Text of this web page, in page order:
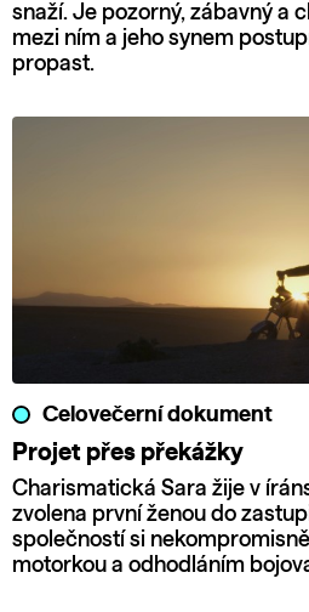
snaží. Je pozorný, zábavný a
mezi ním a jeho synem
propast.
Celovečerní dokument
Projet přes překážky
Charismatická Sara žije v
zvolena první ženou do
společností si
motorkou a odhodláním